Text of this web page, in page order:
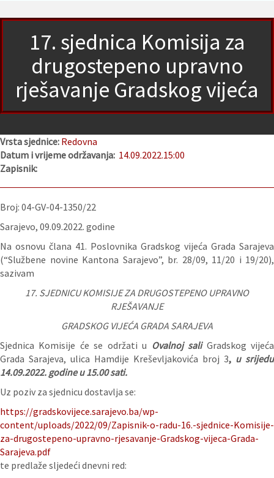
17. sjednica Komisija za
drugostepeno upravno
rješavanje Gradskog vijeća
Vrsta sjednice: Redovna
Datum i vrijeme održavanja: 14.09.2022.15:00
Zapisnik:
Broj: 04-GV-04-1350/22
Sarajevo, 09.09.2022. godine
Na osnovu člana 41. Poslovnika Gradskog vijeća Grada Sarajeva
(“Službene novine Kantona Sarajevo”, br. 28/09, 11/20 i 19/20),
sazivam
17. SJEDNICU KOMISIJE ZA DRUGOSTEPENO UPRAVNO
RJEŠAVANJE
GRADSKOG VIJEĆA GRADA SARAJEVA
Sjednica Komisije će se održati u Ovalnoj saliGradskog vijeća
Grada Sarajeva, ulica Hamdije Kreševljakovića broj 3, u srijedu
14.09.2022. godine u 15.00 sati.
Uz poziv za sjednicu dostavlja se:
https://gradskovijece.sarajevo.ba/wp-
content/uploads/2022/09/Zapisnik-o-radu-16.-sjednice-Komisije-
za-drugostepeno-upravno-rjesavanje-Gradskog-vijeca-Grada-
Sarajeva.pdf
te predlaže sljedeći dnevni red: